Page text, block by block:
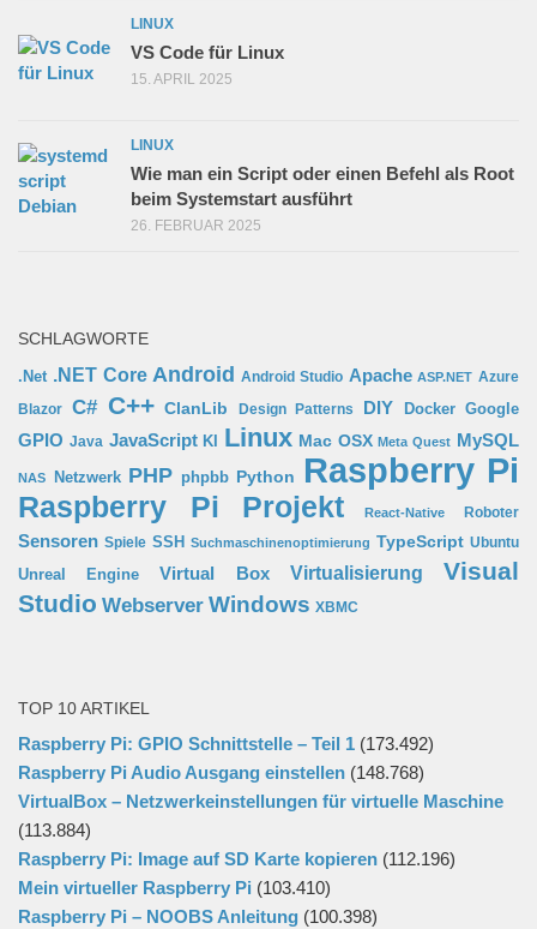
LINUX
VS Code für Linux
15. APRIL 2025
LINUX
Wie man ein Script oder einen Befehl als Root
beim Systemstart ausführt
26. FEBRUAR 2025
SCHLAGWORTE
.Net .NET Core Android Android Studio Apache ASP.NET Azure
Blazor C# C++ ClanLib Design Patterns DIY Docker Google
GPIO Java JavaScript KI Linux Mac OSX Meta Quest MySQL
NAS Netzwerk PHP phpbb Python Raspberry Pi
Raspberry Pi Projekt React-Native Roboter
Sensoren Spiele SSH Suchmaschinenoptimierung TypeScript Ubuntu
Unreal Engine
Virtual Box Virtualisierung
Visual
Studio Webserver Windows XBMC
TOP 10 ARTIKEL
Raspberry Pi: GPIO Schnittstelle – Teil 1 (173.492)
Raspberry Pi Audio Ausgang einstellen (148.768)
VirtualBox – Netzwerkeinstellungen für virtuelle Maschine
(113.884)
Raspberry Pi: Image auf SD Karte kopieren (112.196)
Mein virtueller Raspberry Pi (103.410)
Raspberry Pi – NOOBS Anleitung (100.398)